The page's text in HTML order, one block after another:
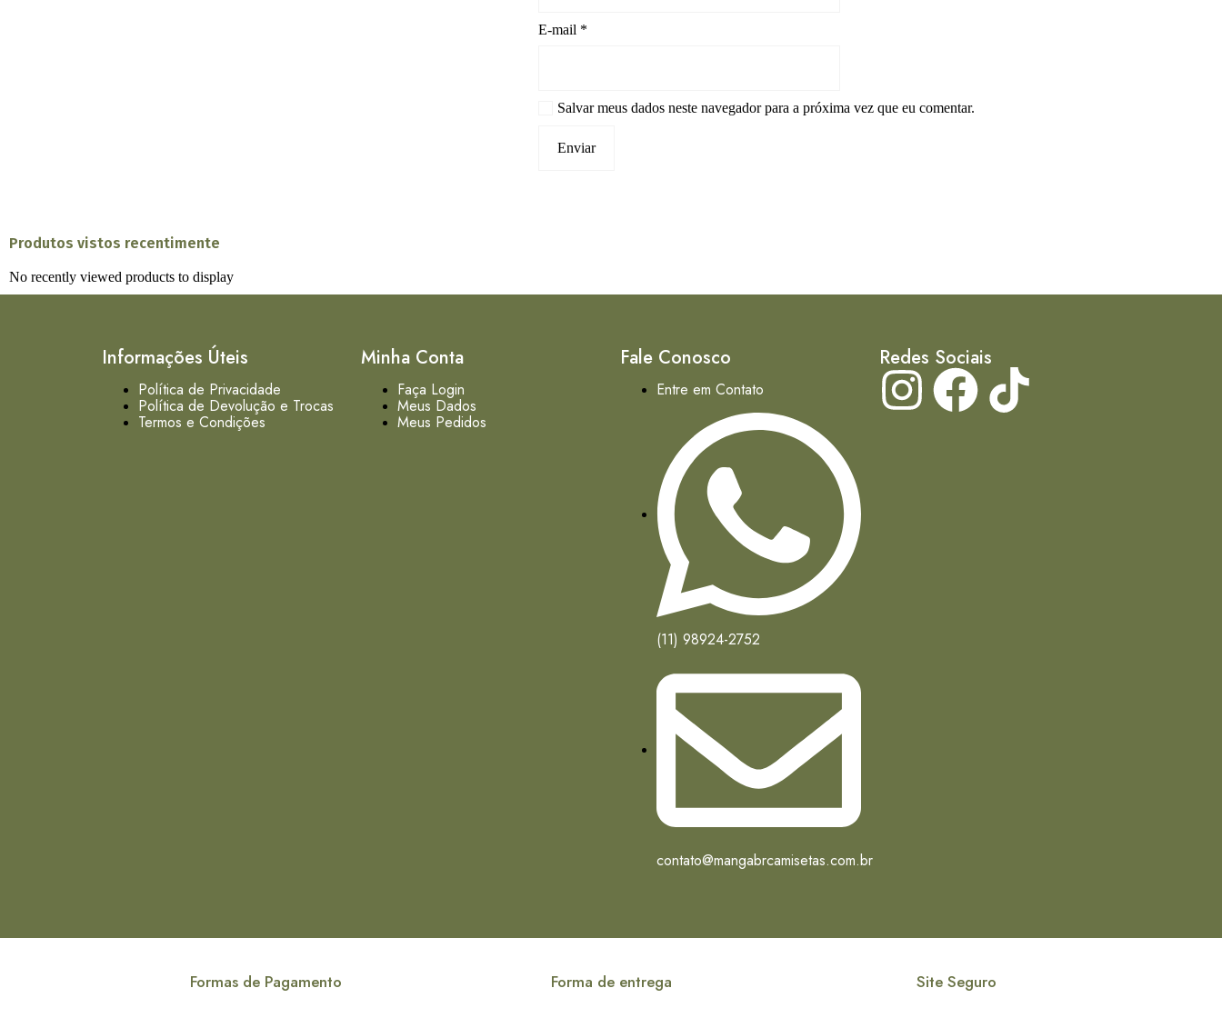
E-mail *
Salvar meus dados neste navegador para a próxima vez que eu comentar.
Produtos vistos recentimente
No recently viewed products to display
Informações Úteis
Política de Privacidade
Política de Devolução e Trocas
Termos e Condições
Minha Conta
Faça Login
Meus Dados
Meus Pedidos
Fale Conosco
Entre em Contato
(11) 98924-2752
contato@mangabrcamisetas.com.br
Redes Sociais
Formas de Pagamento Forma de entrega Site Seguro